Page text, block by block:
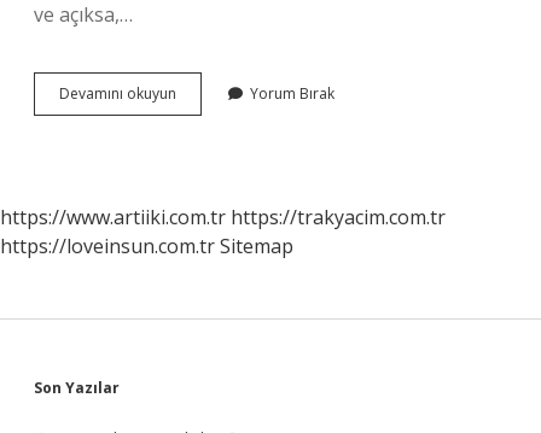
ve açıksa,…
Devamını okuyun
Hayatta
Yorum Bırak
https://www.artiiki.com.tr https://trakyacim.com.tr
https://loveinsun.com.trSitemap
Sidebar
Son Yazılar